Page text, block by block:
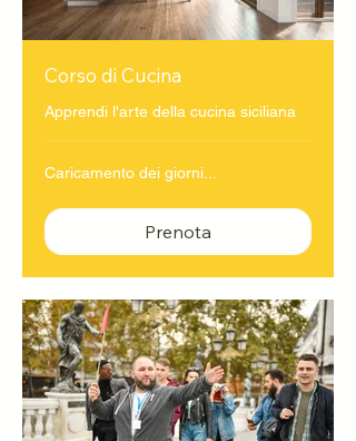
Corso di Cucina
Apprendi l'arte della cucina siciliana
Caricamento dei giorni...
Prenota